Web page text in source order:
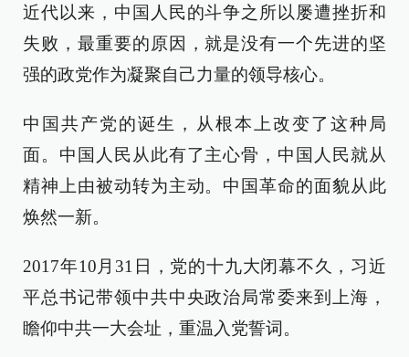
近代以来，中国人民的斗争之所以屡遭挫折和
失败，最重要的原因，就是没有一个先进的坚
强的政党作为凝聚自己力量的领导核心。
中国共产党的诞生，从根本上改变了这种局
面。中国人民从此有了主心骨，中国人民就从
精神上由被动转为主动。中国革命的面貌从此
焕然一新。
2017年10月31日，党的十九大闭幕不久，习近
平总书记带领中共中央政治局常委来到上海，
瞻仰中共一大会址，重温入党誓词。